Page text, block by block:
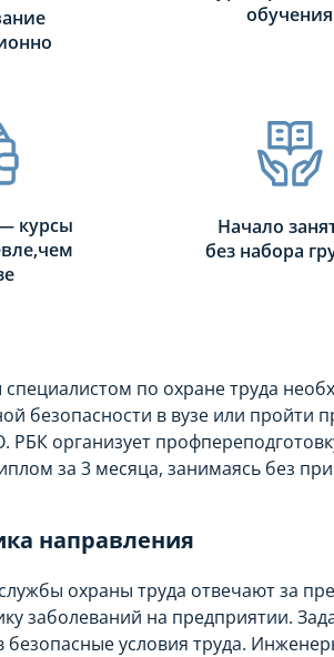
обучения
курсы
Начало
без набора
по охране труда
безопасности в вузе или пройти
РБК организует
за 3 месяца, занимаясь без
направления
охраны труда отвечают за
заболеваний на предприятии.
безопасные условия труда.